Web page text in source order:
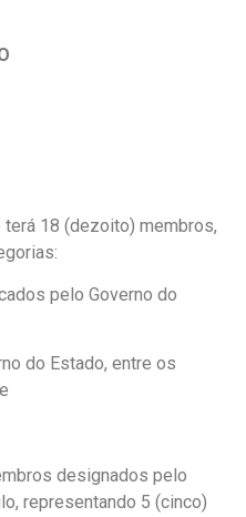
terá 18 (dezoito) membros,
pelo Governo do
do Estado, entre os
designados pelo
representando 5 (cinco)